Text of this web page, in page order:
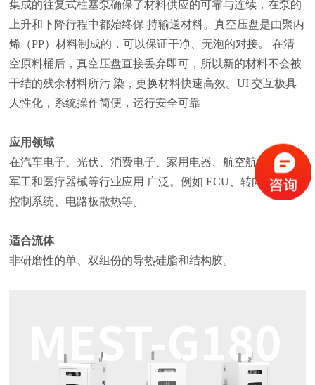
集成的往复式柱塞泵确保了材料供应的可靠与连续，在泵的
上升和下降行程中都始终保 持输送材料。真空压盘是由聚丙
烯（PP）材料制成的，可以保证干净、无泡的对接。 在清
空原料桶后，真空压盘直接丢弃即可，所以新的材料不会被
干结的残余材料所污 染，更换材料快速高效。UI 交互极具
人性化，系统操作简便，运行安全可靠
应用领域
在汽车电子、光伏、消费电子、家用电器、航空航天航海、
军工和医疗器械等行业应用 广泛。例如 ECU、转向和刹车
控制系统、电路板散热等。
适合流体
非研磨性的单、双组份的导热硅脂和结构胶。